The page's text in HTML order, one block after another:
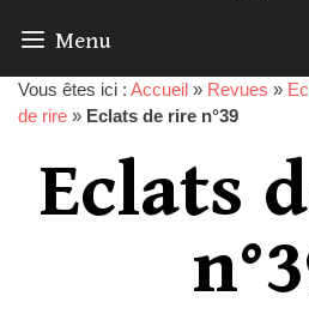
Menu
Vous êtes ici : Accueil » Revues »
de rire » Eclats de rire n°39
Eclats